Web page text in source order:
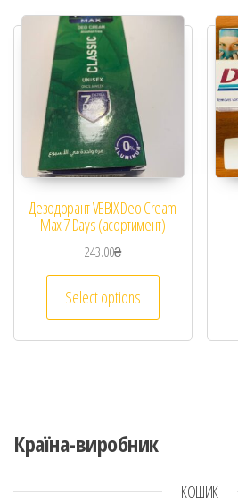
Дезодорант VEBIX Deo Cream
Max 7 Days (асортимент)
243.00₴
Select options
Країна-виробник
КОШИК